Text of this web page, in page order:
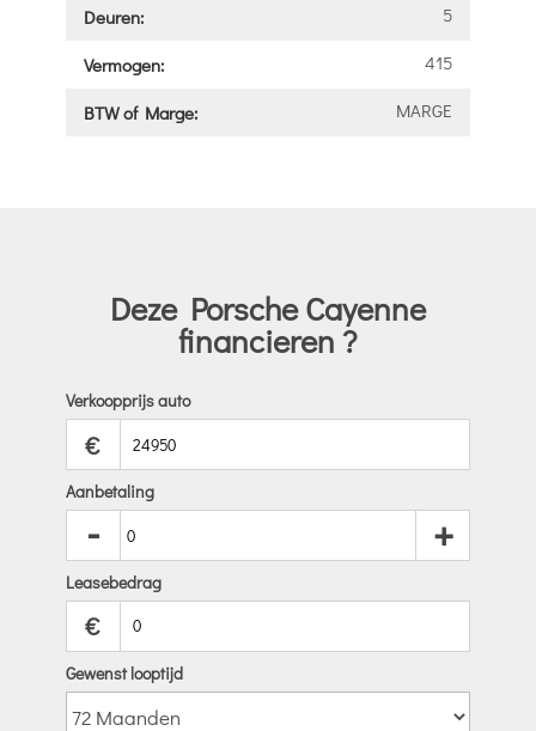
Deuren: 5
Vermogen: 415
BTW of Marge: MARGE
Deze Porsche Cayenne
financieren ?
Verkoopprijs auto
€
Aanbetaling
- +
Leasebedrag
€
Gewenst looptijd